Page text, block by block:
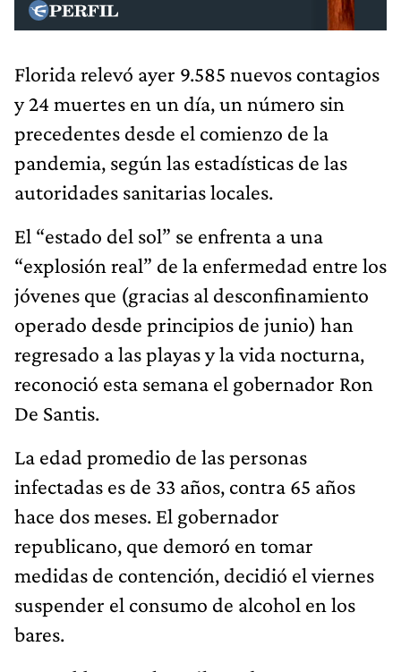
Florida relevó ayer 9.585 nuevos contagios
y 24 muertes en un día, un número sin
precedentes desde el comienzo de la
pandemia, según las estadísticas de las
autoridades sanitarias locales.
El “estado del sol” se enfrenta a una
“explosión real” de la enfermedad entre los
jóvenes que (gracias al desconfinamiento
operado desde principios de junio) han
regresado a las playas y la vida nocturna,
reconoció esta semana el gobernador Ron
De Santis.
La edad promedio de las personas
infectadas es de 33 años, contra 65 años
hace dos meses. El gobernador
republicano, que demoró en tomar
medidas de contención, decidió el viernes
suspender el consumo de alcohol en los
bares.